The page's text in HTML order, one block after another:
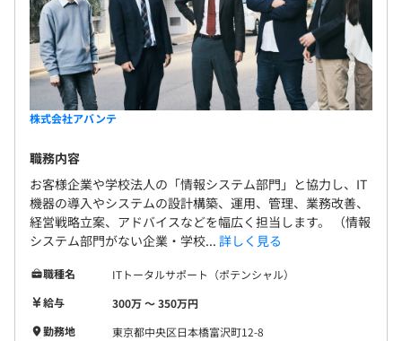
株式会社アバンテ
職務内容
お客様企業や学校法人の「情報システム部門」と協力し、IT
機器の導入やシステムの設計構築、運用、管理、業務改善、
経営戦略立案、アドバイスなどを幅広く担当します。 （情報
システム部門がない企業・学校... 詳しく見る
職種名
ITトータルサポート（ポテンシャル）
給与
300万 〜 350万円
勤務地
東京都中央区日本橋富沢町12-8